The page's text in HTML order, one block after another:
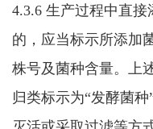
4.3.6 生产过程中直
的，应当标示所添加
株号及菌种含量。上
归类标示为“发酵菌